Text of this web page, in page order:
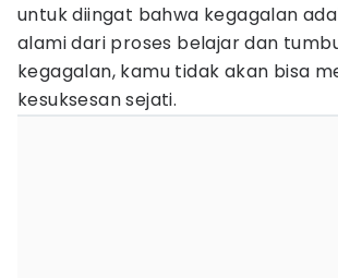
untuk diingat bahwa kegagalan
alami dari proses belajar dan
kegagalan, kamu tidak akan bisa
kesuksesan sejati.